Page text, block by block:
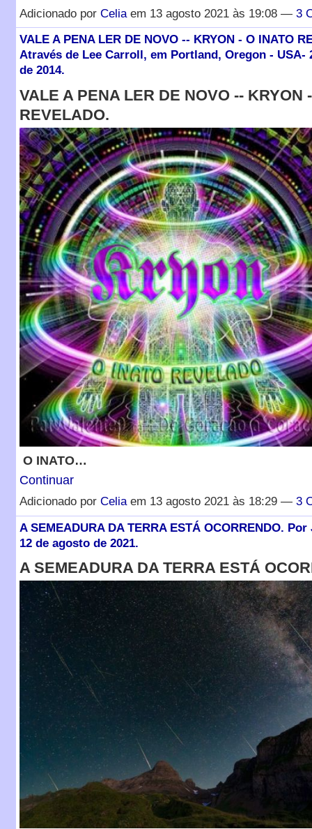
Adicionado por Celiaem 13 agosto 2021 às 19:08 — 3
VALE A PENA LER DE NOVO -- KRYON - O INATO
Através de Lee Carroll, em Portland, Oregon - USA-
de 2014.
VALE A PENA LER DE NOVO -- KRYON
REVELADO.
O INATO…
Continuar
Adicionado por Celiaem 13 agosto 2021 às 18:29 — 3
A SEMEADURA DA TERRA ESTÁ OCORRENDO.
12 de agosto de 2021.
A SEMEADURA DA TERRA ESTÁ